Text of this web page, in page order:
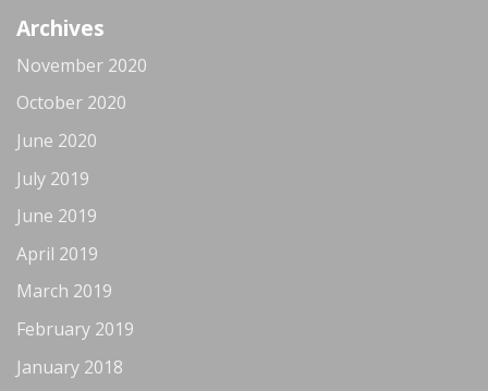
Archives
November 2020
October 2020
June 2020
July 2019
June 2019
April 2019
March 2019
February 2019
January 2018